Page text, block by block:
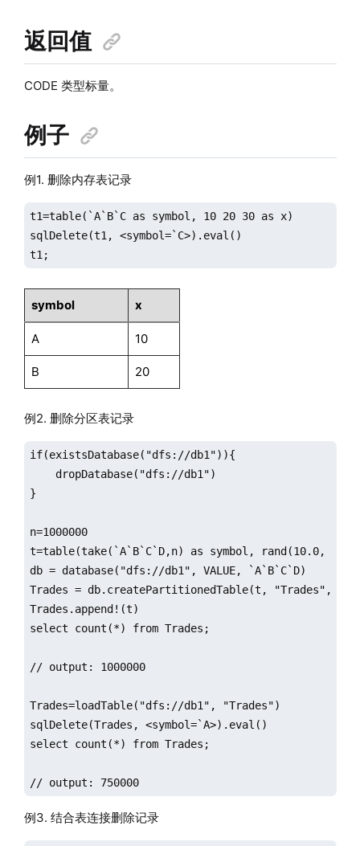
返回值
CODE 类型标量。
例子
例1. 删除内存表记录
t1=table(`A`B`C as symbol, 10 20 30 as x)
sqlDelete(t1, <symbol=`C>).eval()
t1;
symbol x
A 10
B 20
例2. 删除分区表记录
if(existsDatabase("dfs://db1")){
    dropDatabase("dfs://db1")
}
n=1000000
t=table(take(`A`B`C`D,n) as symbol, rand(10.0, n)
db = database("dfs://db1", VALUE, `A`B`C`D)
Trades = db.createPartitionedTable(t, "Trades",
Trades.append!(t)
select count(*) from Trades;
// output: 1000000
Trades=loadTable("dfs://db1", "Trades")
sqlDelete(Trades, <symbol=`A>).eval()
select count(*) from Trades;
// output: 750000
例3. 结合表连接删除记录